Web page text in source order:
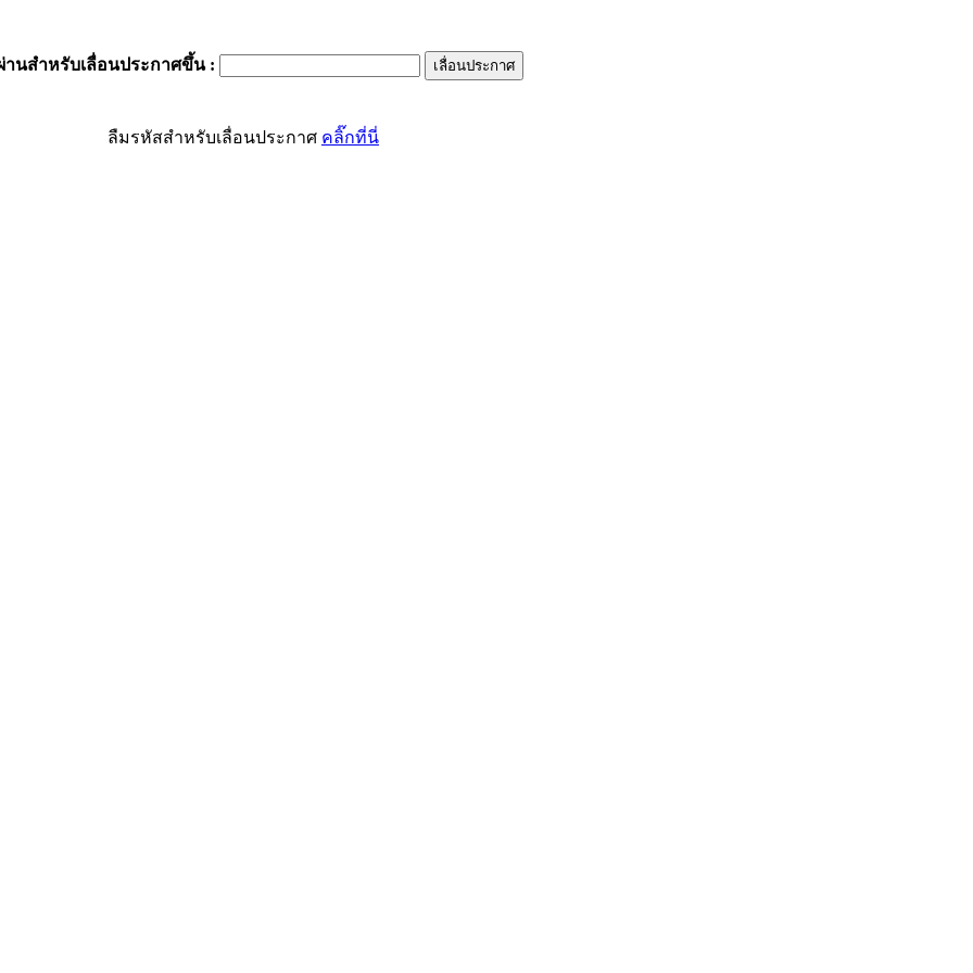
านสำหรับเลื่อนประกาศขึ้น:
ลืมรหัสสำหรับเลื่อนประกาศ คลิ๊กที่นี่